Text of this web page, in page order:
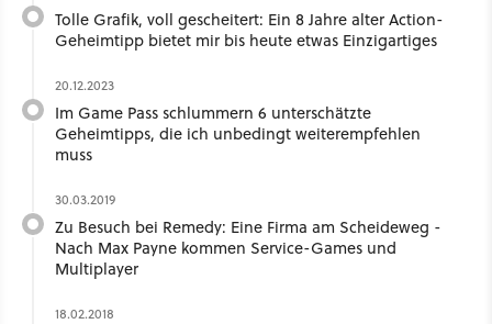
Tolle Grafik, voll gescheitert: Ein 8 Jahre alter Action-
Geheimtipp bietet mir bis heute etwas Einzigartiges
20.12.2023
Im Game Pass schlummern 6 unterschätzte
Geheimtipps, die ich unbedingt weiterempfehlen
muss
30.03.2019
Zu Besuch bei Remedy: Eine Firma am Scheideweg -
Nach Max Payne kommen Service-Games und
Multiplayer
18.02.2018